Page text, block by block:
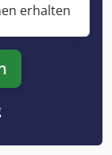
erhalten